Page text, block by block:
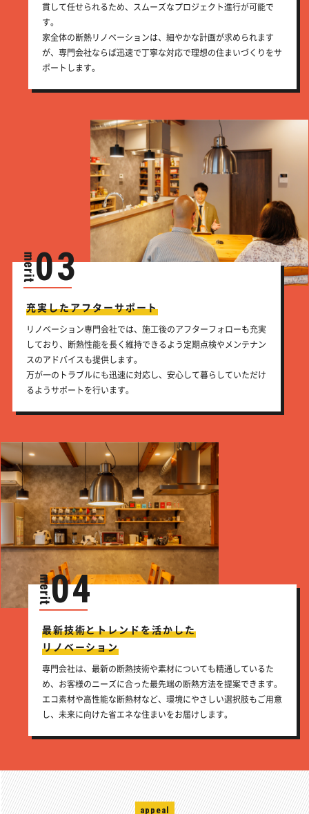
貫して任せられるため、スムーズなプロジェクト進行が可能で
す。
家全体の断熱リノベーションは、細やかな計画が求められます
が、専門会社ならば迅速で丁寧な対応で理想の住まいづくりをサ
ポートします。
03
充実したアフターサポート
リノベーション専門会社では、施工後のアフターフォローも充実
しており、断熱性能を長く維持できるよう定期点検やメンテナン
スのアドバイスも提供します。
万が一のトラブルにも迅速に対応し、安心して暮らしていただけ
るようサポートを行います。
04
最新技術とトレンドを活かした
リノベーション
専門会社は、最新の断熱技術や素材についても精通しているた
め、お客様のニーズに合った最先端の断熱方法を提案できます。
エコ素材や高性能な断熱材など、環境にやさしい選択肢もご用意
し、未来に向けた省エネな住まいをお届けします。
appeal